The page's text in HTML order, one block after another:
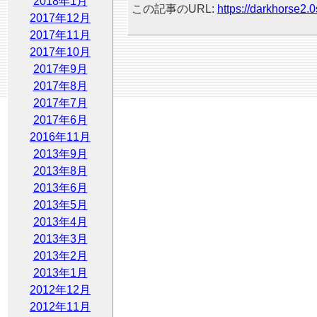
2017年12月
2017年11月
2017年10月
2017年9月
2017年8月
2017年7月
2017年6月
2016年11月
2013年9月
2013年8月
2013年6月
2013年5月
2013年4月
2013年3月
2013年2月
2013年1月
2012年12月
2012年11月
この記事のURL: https://